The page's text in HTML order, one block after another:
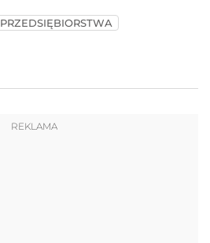
PRZEDSIĘBIORSTWA
REKLAMA